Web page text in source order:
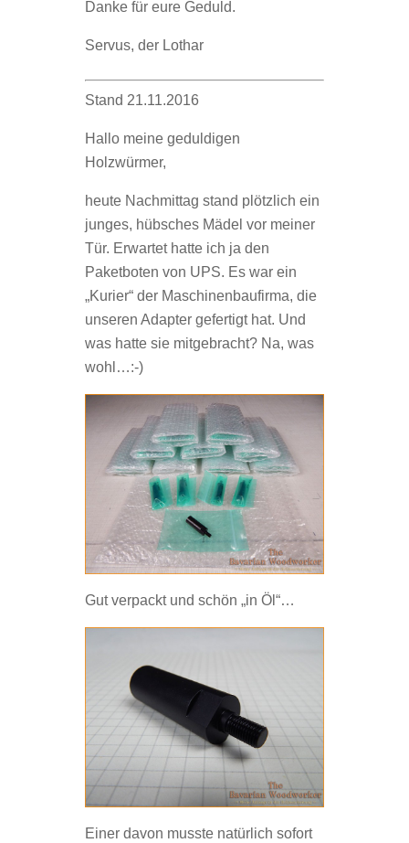
Danke für eure Geduld.
Servus, der Lothar
Stand 21.11.2016
Hallo meine geduldigen
Holzwürmer,
heute Nachmittag stand plötzlich ein
junges, hübsches Mädel vor meiner
Tür. Erwartet hatte ich ja den
Paketboten von UPS. Es war ein
„Kurier“ der Maschinenbaufirma, die
unseren Adapter gefertigt hat. Und
was hatte sie mitgebracht? Na, was
wohl…:-)
Gut verpackt und schön „in Öl“…
Einer davon musste natürlich sofort